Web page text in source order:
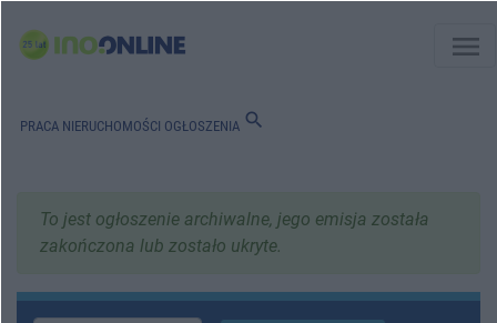
menu
PRACA NIERUCHOMOŚCI OGŁOSZENIA search
To jest ogłoszenie archiwalne, jego emisja została
zakończona lub zostało ukryte.